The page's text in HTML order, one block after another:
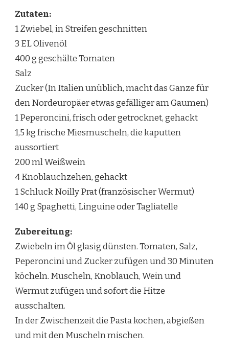
Zutaten:
1 Zwiebel, in Streifen geschnitten
3 EL Olivenöl
400 g geschälte Tomaten
Salz
Zucker (In Italien unüblich, macht das Ganze für
den Nordeuropäer etwas gefälliger am Gaumen)
1 Peperoncini, frisch oder getrocknet, gehackt
1,5 kg frische Miesmuscheln, die kaputten
aussortiert
200 ml Weißwein
4 Knoblauchzehen, gehackt
1 Schluck Noilly Prat (französischer Wermut)
140 g Spaghetti, Linguine oder Tagliatelle
Zubereitung:
Zwiebeln im Öl glasig dünsten. Tomaten, Salz,
Peperoncini und Zucker zufügen und 30 Minuten
köcheln. Muscheln, Knoblauch, Wein und
Wermut zufügen und sofort die Hitze
ausschalten.
In der Zwischenzeit die Pasta kochen, abgießen
und mit den Muscheln mischen.